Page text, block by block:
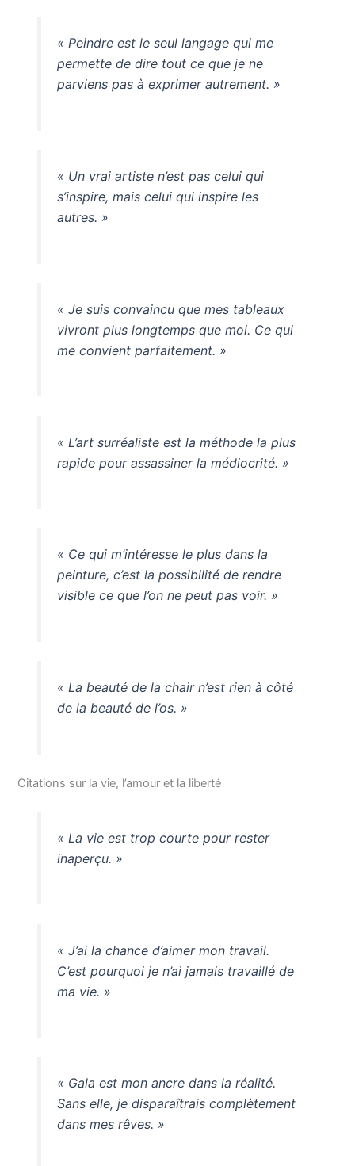
« Peindre est le seul langage qui me
permette de dire tout ce que je ne
parviens pas à exprimer autrement. »
« Un vrai artiste n’est pas celui qui
s’inspire, mais celui qui inspire les
autres. »
« Je suis convaincu que mes tableaux
vivront plus longtemps que moi. Ce qui
me convient parfaitement. »
« L’art surréaliste est la méthode la plus
rapide pour assassiner la médiocrité. »
« Ce qui m’intéresse le plus dans la
peinture, c’est la possibilité de rendre
visible ce que l’on ne peut pas voir. »
« La beauté de la chair n’est rien à côté
de la beauté de l’os. »
Citations sur la vie, l’amour et la liberté
« La vie est trop courte pour rester
inaperçu. »
« J’ai la chance d’aimer mon travail.
C’est pourquoi je n’ai jamais travaillé de
ma vie. »
« Gala est mon ancre dans la réalité.
Sans elle, je disparaîtrais complètement
dans mes rêves. »